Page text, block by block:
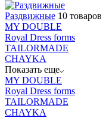
Раздвижные 10 товаров
MY DOUBLE
Royal Dress forms
TAILORMADE
CHAYKA
Показать еще
MY DOUBLE
Royal Dress forms
TAILORMADE
CHAYKA